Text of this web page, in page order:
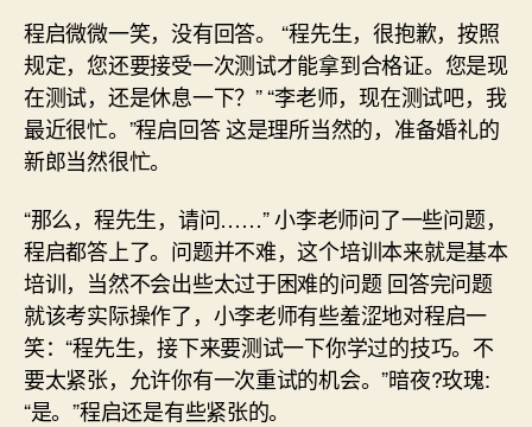
程启微微一笑，没有回答。 “程先生，很抱歉，按照
规定，您还要接受一次测试才能拿到合格证。您是现
在测试，还是休息一下？” “李老师，现在测试吧，我
最近很忙。”程启回答 这是理所当然的，准备婚礼的
新郎当然很忙。
“那么，程先生，请问……” 小李老师问了一些问题，
程启都答上了。问题并不难，这个培训本来就是基本
培训，当然不会出些太过于困难的问题 回答完问题
就该考实际操作了，小李老师有些羞涩地对程启一
笑：“程先生，接下来要测试一下你学过的技巧。不
要太紧张，允许你有一次重试的机会。”暗夜?玫瑰:
“是。”程启还是有些紧张的。